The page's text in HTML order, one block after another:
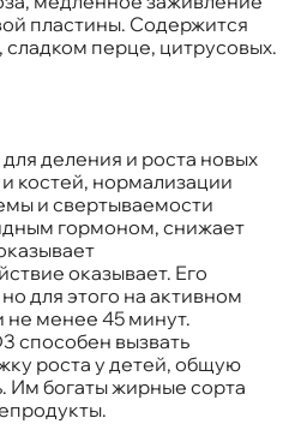
пластины. Содержится
перце, цитрусовых.
деления и роста новых
костей, нормализации
и свертываемости
гормоном, снижает
оказывает. Его
для этого на активном
менее 45 минут.
способен вызвать
роста у детей, общую
Им богаты жирные сорта